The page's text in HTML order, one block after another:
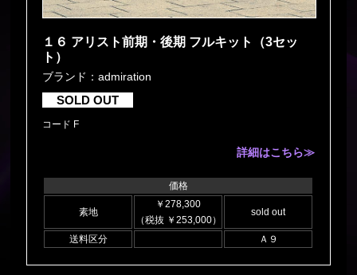
１６ アリスト前期・後期 フルキット（3セッ
ト）
ブランド：admiration
SOLD OUT
コード F
詳細はこちら≫
価格
素地
￥278,300
（税抜 ￥253,000）
sold out
送料区分 Ａ９